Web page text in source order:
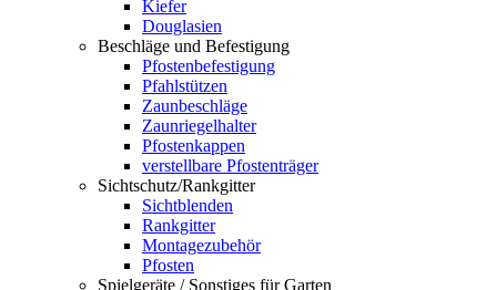
Kiefer
Douglasien
Beschläge und Befestigung
Pfostenbefestigung
Pfahlstützen
Zaunbeschläge
Zaunriegelhalter
Pfostenkappen
verstellbare Pfostenträger
Sichtschutz/Rankgitter
Sichtblenden
Rankgitter
Montagezubehör
Pfosten
Spielgeräte / Sonstiges für Garten